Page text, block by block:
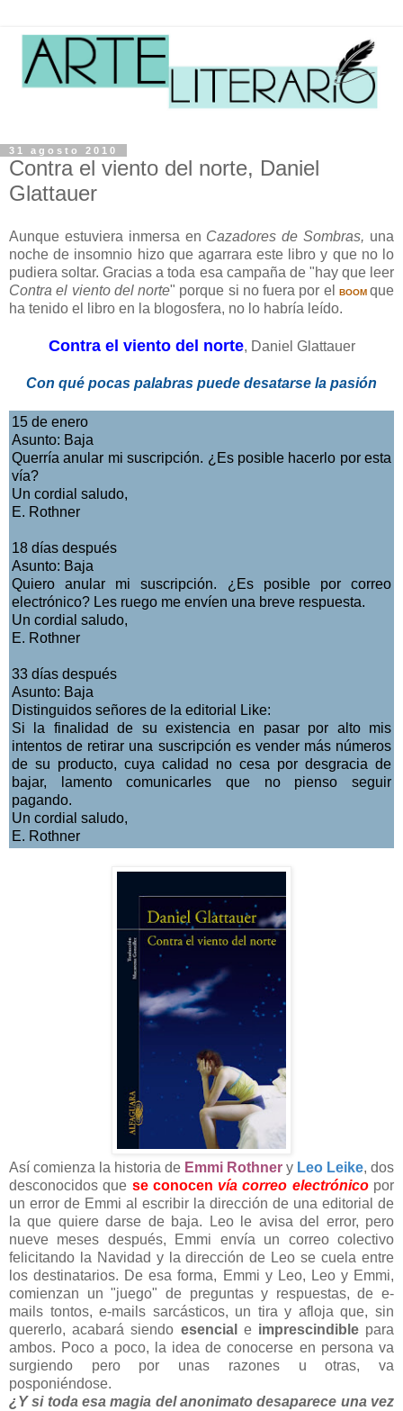
31 agosto 2010
Contra el viento del norte, Daniel
Glattauer
Aunque estuviera inmersa en Cazadores de Sombras, una
noche de insomnio hizo que agarrara este libro y que no lo
pudiera soltar. Gracias a toda esa campaña de "hay que leer
Contra el viento del norte" porque si no fuera por el BOOM que
ha tenido el libro en la blogosfera, no lo habría leído.
Contra el viento del norte, Daniel Glattauer
Con qué pocas palabras puede desatarse la pasión
15 de enero
Asunto: Baja
Querría anular mi suscripción. ¿Es posible hacerlo por esta
vía?
Un cordial saludo,
E. Rothner
18 días después
Asunto: Baja
Quiero anular mi suscripción. ¿Es posible por correo
electrónico? Les ruego me envíen una breve respuesta.
Un cordial saludo,
E. Rothner
33 días después
Asunto: Baja
Distinguidos señores de la editorial Like:
Si la finalidad de su existencia en pasar por alto mis
intentos de retirar una suscripción es vender más números
de su producto, cuya calidad no cesa por desgracia de
bajar, lamento comunicarles que no pienso seguir
pagando.
Un cordial saludo,
E. Rothner
Así comienza la historia de Emmi Rothner y Leo Leike, dos
desconocidos que se conocen vía correo electrónicopor
un error de Emmi al escribir la dirección de una editorial de
la que quiere darse de baja. Leo le avisa del error, pero
nueve meses después, Emmi envía un correo colectivo
felicitando la Navidad y la dirección de Leo se cuela entre
los destinatarios. De esa forma, Emmi y Leo, Leo y Emmi,
comienzan un "juego" de preguntas y respuestas, de e-
mails tontos, e-mails sarcásticos, un tira y afloja que, sin
quererlo, acabará siendo esencial e imprescindible para
ambos. Poco a poco, la idea de conocerse en persona va
surgiendo pero por unas razones u otras, va
posponiéndose.
¿Y si toda esa magia del anonimato desaparece una vez